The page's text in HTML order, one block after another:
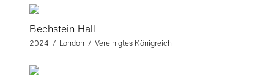
Bechstein Hall
2024 / London / Vereinigtes Königreich